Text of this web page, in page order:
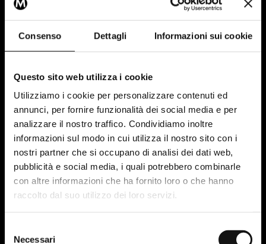
Consenso Dettagli Informazioni sui cookie
Questo sito web utilizza i cookie
Utilizziamo i cookie per personalizzare contenuti ed
annunci, per fornire funzionalità dei social media e per
analizzare il nostro traffico. Condividiamo inoltre
informazioni sul modo in cui utilizza il nostro sito con i
nostri partner che si occupano di analisi dei dati web,
pubblicità e social media, i quali potrebbero combinarle
con altre informazioni che ha fornito loro o che hanno
raccolto dal suo utilizzo dei loro servizi.
delNecessari
Relatività dell’attribuzione
Questo approccio, il sapere cosa e perché, si
Il tracciamento sul sito web tramite
Analytics 4ha una funzione diversa rispetto a
quella di Hotjar , così come i dati raccolti dal
Google ADSsaranno diversi da quelli di META
Questo non solo per la natura differente delle
varie piattaforme, ma anche per la natura stessa
del tracciamento: per quanto si possa essere